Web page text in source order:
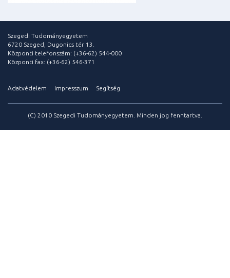
Szegedi Tudományegyetem
6720 Szeged, Dugonics tér 13.
Központi telefonszám: (+36-62) 544-000
Központi fax: (+36-62) 546-371
Adatvédelem Impresszum Segítség
(C) 2010 Szegedi Tudományegyetem. Minden jog fenntartva.